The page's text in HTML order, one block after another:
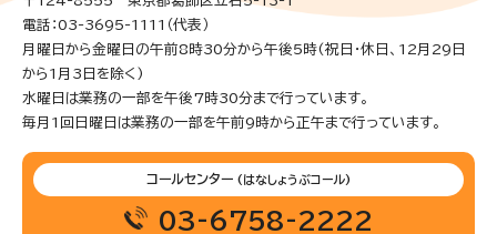
電話：03-3695-1111（代表）
月曜日から金曜日の午前8時30分から午後5時(祝日・休日、12月29日
から1月3日を除く)
水曜日は業務の一部を午後7時30分まで行っています。
毎月1回日曜日は業務の一部を午前9時から正午まで行っています。
コールセンター (はなしょうぶコール)
03-6758-2222